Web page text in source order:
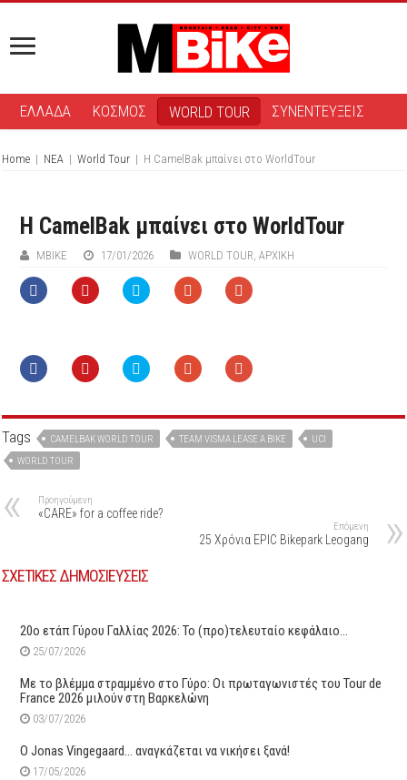
ΕΛΛΑΔΑ ΚΟΣΜΟΣ WORLD TOUR ΣΥΝΕΝΤΕΥΞΕΙΣ
Home | ΝΕΑ | World Tour | Η CamelBak μπαίνει στο WorldTour
Η CamelBak μπαίνει στο WorldTour
ΜΒIKE 17/01/2026 WORLD TOUR,ΑΡΧΙΚΉ
Tags CAMELBAK WORLD TOUR TEAM VISMA LEASE A BIKE
UCI
WORLD TOUR
Προηγούμενη
«CARE» for a coffee ride?
Επόμενη
25 Χρόνια EPIC Bikepark Leogang
ΣΧΕΤΙΚΕΣ ΔΗΜΟΣΙΕΥΣΕΙΣ
20ο ετάπ Γύρου Γαλλίας 2026: Το (προ)τελευταίο κεφάλαιο…
25/07/2026
Με το βλέμμα στραμμένο στο Γύρο: Οι πρωταγωνιστές του Tour de
France 2026 μιλούν στη Βαρκελώνη
03/07/2026
O Jonas Vingegaard… αναγκάζεται να νικήσει ξανά!
17/05/2026